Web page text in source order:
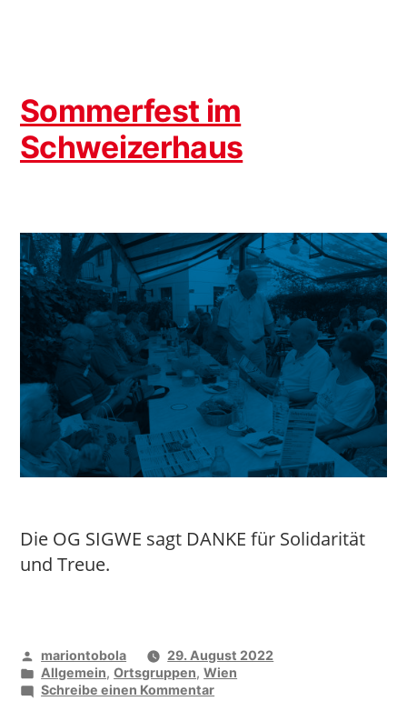
Sommerfest im
Schweizerhaus
Die OG SIGWE sagt DANKE für Solidarität
und Treue.
Veröffentlicht
von
mariontobola
29. August 2022
Veröffentlicht
unter
Allgemein,Ortsgruppen,Wien
Schreibe einen Kommentarzu